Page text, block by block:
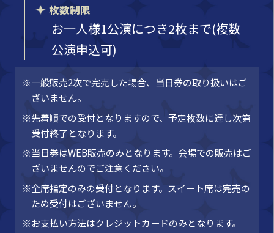
枚数制限
お一人様1公演につき2枚まで(複数
公演申込可)
※一般販売2次で完売した場合、当日券の取り扱いはご
ざいません。
※先着順での受付となりますので、予定枚数に達し次第
受付終了となります。
※当日券はWEB販売のみとなります。会場での販売はご
ざいませんのでご注意ください。
※全席指定のみの受付となります。スイート席は完売の
ため受付はございません。
※お支払い方法はクレジットカードのみとなります。